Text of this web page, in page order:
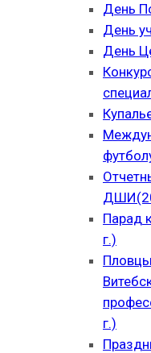
День
День
День
Парад
г.)
г.)